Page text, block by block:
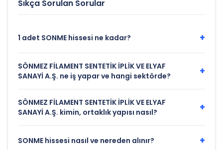
Sıkça Sorulan Sorular
1 adet SONME hissesi ne kadar? +
SÖNMEZ FİLAMENT SENTETİK İPLİK VE ELYAF
SANAYİ A.Ş. ne iş yapar ve hangi sektörde?
+
SÖNMEZ FİLAMENT SENTETİK İPLİK VE ELYAF
SANAYİ A.Ş. kimin, ortaklık yapısı nasıl?
+
SONME hissesi nasıl ve nereden alınır? +